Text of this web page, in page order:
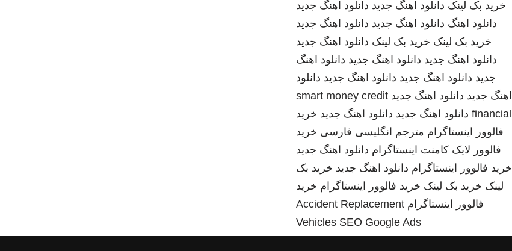
خرید بک لینک دانلود اهنگ جدید دانلود اهنگ جدید
دانلود اهنگ دانلود اهنگ جدید دانلود اهنگ جدید
خرید بک لینک خرید بک لینک دانلود اهنگ جدید
دانلود اهنگ جدید دانلود اهنگ جدید دانلود اهنگ
جدید دانلود اهنگ جدید دانلود اهنگ جدید دانلود
اهنگ جدید دانلود اهنگ جدید smart money credit
financial دانلود اهنگ جدید دانلود اهنگ جدید خرید
فالوور اینستاگرام مترجم انگلیسی فارسی خرید
فالوور لایک کامنت اینستاگرام دانلود اهنگ جدید
خرید فالوور اینستاگرام دانلود اهنگ جدید خرید بک
لینک خرید بک لینک خرید فالوور اینستاگرام خرید
فالوور اینستاگرام Accident Replacement
Vehicles SEO Google Ads